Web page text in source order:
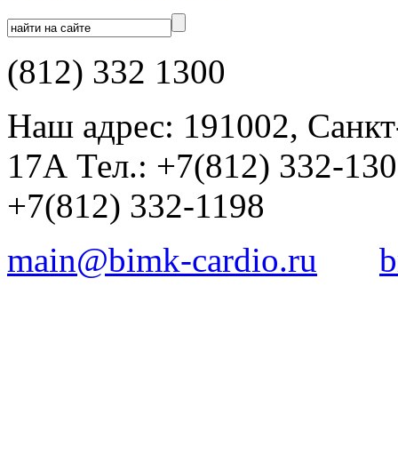
(812) 332 1300
Наш адрес: 191002,
17А Тел.: +7(812) 332-
+7(812) 332-1198
main@bimk-cardio.ru